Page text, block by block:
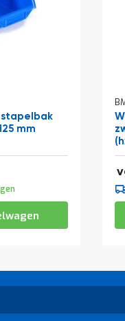
stapelbak
mm